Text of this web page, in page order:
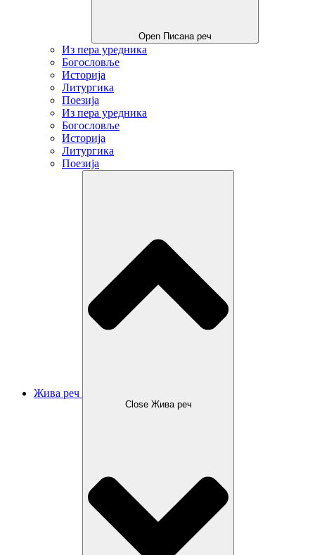
Open Писана реч
Из пера уредника
Богословље
Историја
Литургика
Поезија
Из пера уредника
Богословље
Историја
Литургика
Поезија
Жива реч
Close Жива реч